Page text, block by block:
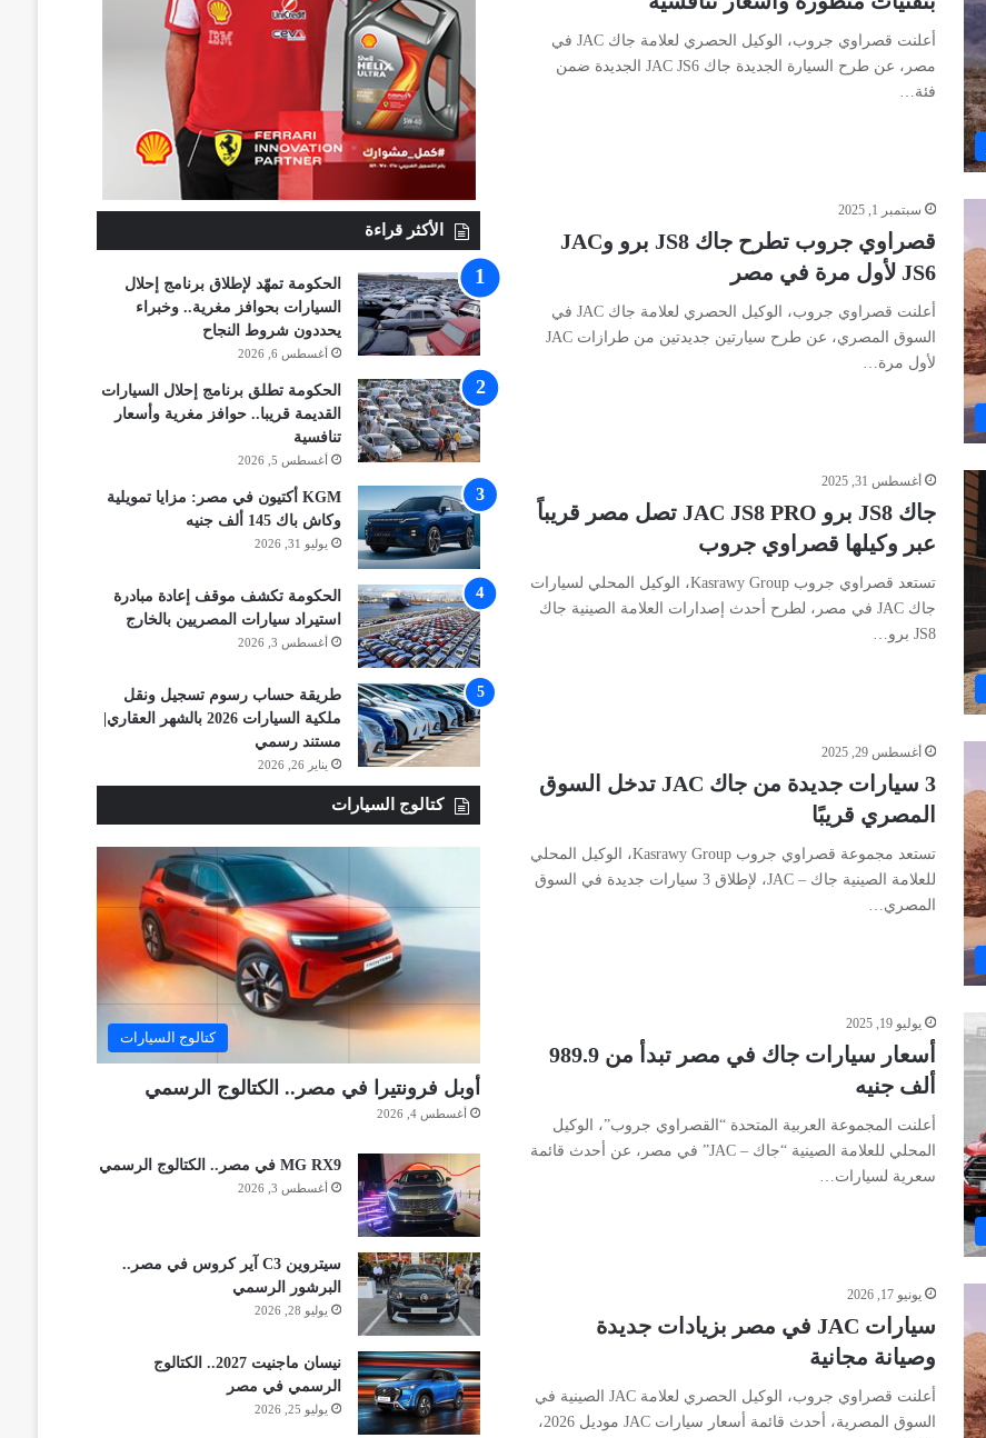
أعلنت قصراوي جروب، الوكيل الحصري لعلامة جاك JAC في
مصر، عن طرح السيارة الجديدة جاك JAC JS6 الجديدة ضمن
فئة…
سبتمبر 1, 2025
قصراوي جروب تطرح جاك JS8 برو وJAC
JS6 لأول مرة في مصر
أعلنت قصراوي جروب، الوكيل الحصري لعلامة جاك JAC في
السوق المصري، عن طرح سيارتين جديدتين من طرازات JAC
لأول مرة…
أغسطس 31, 2025
جاك JS8 برو JAC JS8 PRO تصل مصر قريباً
عبر وكيلها قصراوي جروب
تستعد قصراوي جروب Kasrawy Group، الوكيل المحلي لسيارات
جاك JAC في مصر، لطرح أحدث إصدارات العلامة الصينية جاك
JS8 برو…
أغسطس 29, 2025
3 سيارات جديدة من جاك JAC تدخل السوق
المصري قريبًا
تستعد مجموعة قصراوي جروب Kasrawy Group، الوكيل المحلي
للعلامة الصينية جاك – JAC، لإطلاق 3 سيارات جديدة في السوق
المصري…
يوليو 19, 2025
أسعار سيارات جاك في مصر تبدأ من 989.9
ألف جنيه
أعلنت المجموعة العربية المتحدة “القصراوي جروب”، الوكيل
المحلي للعلامة الصينية “جاك – JAC” في مصر، عن أحدث قائمة
سعرية لسيارات…
يونيو 17, 2026
سيارات JAC في مصر بزيادات جديدة
وصيانة مجانية
أعلنت قصراوي جروب، الوكيل الحصري لعلامة JAC الصينية في
السوق المصرية، أحدث قائمة أسعار سيارات JAC موديل 2026،
الأكثر قراءة
الحكومة تمهّد لإطلاق برنامج إحلال
السيارات بحوافز مغرية.. وخبراء
يحددون شروط النجاح
أغسطس 6, 2026
الحكومة تطلق برنامج إحلال السيارات
القديمة قريبا.. حوافز مغرية وأسعار
تنافسية
أغسطس 5, 2026
KGM أكتيون في مصر: مزايا تمويلية
وكاش باك 145 ألف جنيه
يوليو 31, 2026
الحكومة تكشف موقف إعادة مبادرة
استيراد سيارات المصريين بالخارج
أغسطس 3, 2026
طريقة حساب رسوم تسجيل ونقل
ملكية السيارات 2026 بالشهر العقاري|
مستند رسمي
يناير 26, 2026
كتالوج السيارات
كتالوج السيارات
أوبل فرونتيرا في مصر.. الكتالوج الرسمي
أغسطس 4, 2026
MG RX9 في مصر.. الكتالوج الرسمي
أغسطس 3, 2026
سيتروين C3 آير كروس في مصر..
البرشور الرسمي
يوليو 28, 2026
نيسان ماجنيت 2027.. الكتالوج
الرسمي في مصر
يوليو 25, 2026